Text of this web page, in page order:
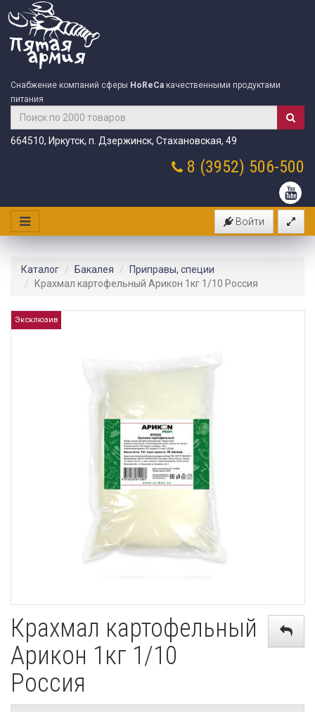
Снабжение компаний сферы HoReCa качественными продуктами
питания
664510, Иркутск, п. Дзержинск, Стахановская, 49
8 (3952) 506-500
Войти
Каталог Бакалея
Приправы, специи
Крахмал картофельный Арикон 1кг 1/10 Россия
Эксклюзив
Крахмал картофельный
Арикон 1кг 1/10
Россия